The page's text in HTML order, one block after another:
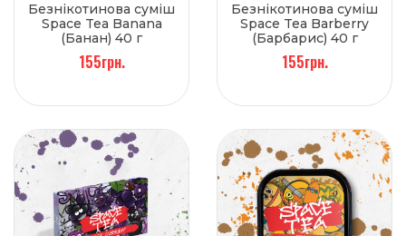
Безнікотинова суміш
Space Tea Banana
(Банан) 40 г
155грн.
Безнікотинова суміш
Space Tea Barberry
(Барбарис) 40 г
155грн.